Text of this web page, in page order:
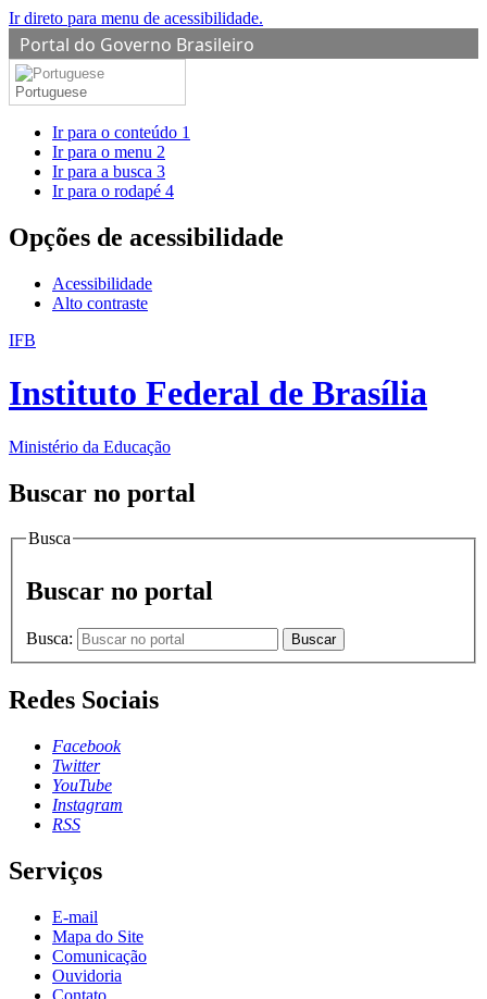
Ir direto para menu de acessibilidade.
Portal do Governo Brasileiro
Portuguese
Ir para o conteúdo 1
Ir para o menu 2
Ir para a busca 3
Ir para o rodapé 4
Opções de acessibilidade
Acessibilidade
Alto contraste
IFB
Instituto Federal de Brasília
Ministério da Educação
Buscar no portal
Busca
Buscar no portal
Busca: Buscar
Redes Sociais
Facebook
Twitter
YouTube
Instagram
RSS
Serviços
E-mail
Mapa do Site
Comunicação
Ouvidoria
Contato